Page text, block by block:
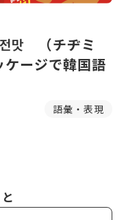
전맛 （チヂミ
ージで韓国語
語彙・表現